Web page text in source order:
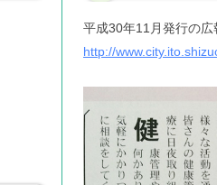
平成30年11月発行の
http://